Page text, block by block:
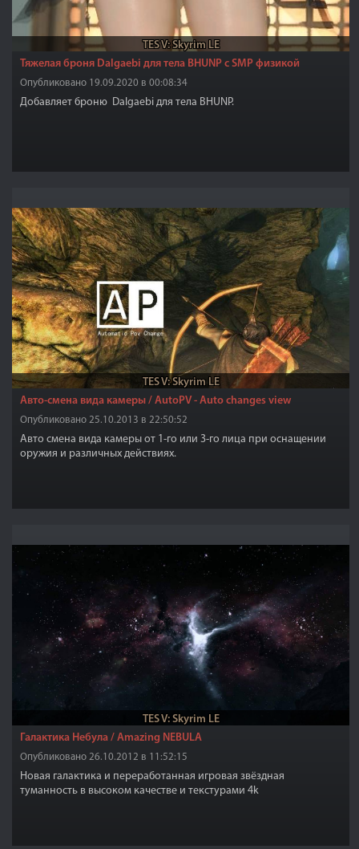
TES V: Skyrim LE
Тяжелая броня Dalgaebi для тела BHUNP с SMP физикой
Опубликовано 19.09.2020 в 00:08:34
Добавляет броню Dalgaebi для тела BHUNP.
TES V: Skyrim LE
Авто-смена вида камеры / AutoPV - Auto changes view
Опубликовано 25.10.2013 в 22:50:52
Авто смена вида камеры от 1-го или 3-го лица при оснащении
оружия и различных действиях.
TES V: Skyrim LE
Галактика Небула / Amazing NEBULA
Опубликовано 26.10.2012 в 11:52:15
Новая галактика и переработанная игровая звёздная
туманность в высоком качестве и текстурами 4k